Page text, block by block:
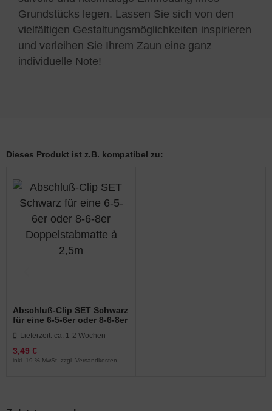
Grundstücks legen. Lassen Sie sich von den
vielfältigen Gestaltungsmöglichkeiten inspirieren
und verleihen Sie Ihrem Zaun eine ganz
individuelle Note!
Dieses Produkt ist z.B. kompatibel zu:
Abschluß-Clip SET Schwarz
für eine 6-5-6er oder 8-6-8er
Lieferzeit: ca. 1-2 Wochen
3,49 €
inkl. 19 % MwSt. zzgl. Versandkosten